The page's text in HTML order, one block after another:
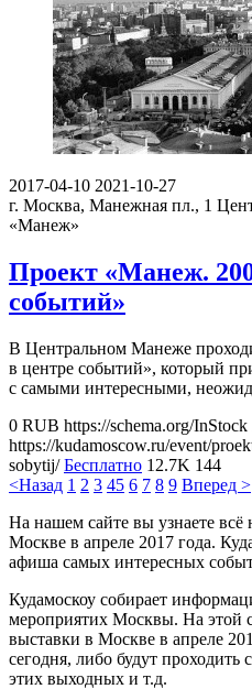
2017-04-10 2021-10-27
г. Москва, Манежная пл., 1
«Манеж»
Проект «Манеж.
событий»
В Центральном Манеже
в центре событий», который
с самыми интересными,
0 RUB https://schema.org/InStock
https://kudamoscow.ru/event/
sobytij/ Бесплатно 12.7K 144
<Назад 1 2 3 45 6 7 8 9 Вперед >
На нашем сайте вы узнаете всё
Москве в апреле 2017 года.
афиша самых интересных
Кудамоскоу собирает
мероприятих Москвы. На этой
выставки в Москве в апреле
сегодня, либо будут проходить
этих выходных и т.д.